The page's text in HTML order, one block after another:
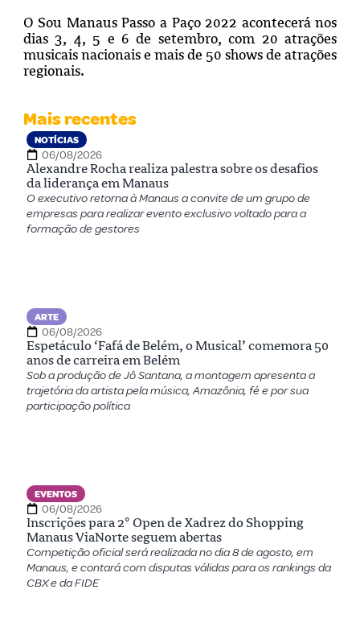
O Sou Manaus Passo a Paço 2022 acontecerá nos
dias 3, 4, 5 e 6 de setembro, com 20 atrações
musicais nacionais e mais de 50 shows de atrações
regionais.
Mais recentes
NOTÍCIAS
06/08/2026
Alexandre Rocha realiza palestra sobre os desafios
da liderança em Manaus
O executivo retorna à Manaus a convite de um grupo de
empresas para realizar evento exclusivo voltado para a
formação de gestores
ARTE
06/08/2026
Espetáculo ‘Fafá de Belém, o Musical’ comemora 50
anos de carreira em Belém
Sob a produção de Jô Santana, a montagem apresenta a
trajetória da artista pela música, Amazônia, fé e por sua
participação política
EVENTOS
06/08/2026
Inscrições para 2º Open de Xadrez do Shopping
Manaus ViaNorte seguem abertas
Competição oficial será realizada no dia 8 de agosto, em
Manaus, e contará com disputas válidas para os rankings da
CBX e da FIDE